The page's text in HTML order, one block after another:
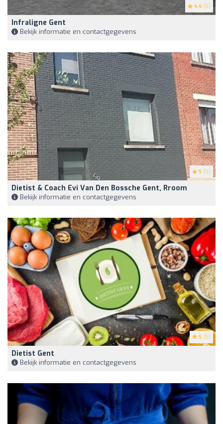
4.4 (5)
Infraligne Gent
Bekijk informatie en contactgegevens
5 (5)
Dietist & Coach Evi Van Den Bossche Gent, Rroom
Bekijk informatie en contactgegevens
5 (5)
Dietist Gent
Bekijk informatie en contactgegevens